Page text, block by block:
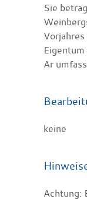
Sie
Ar
keine
Achtung: